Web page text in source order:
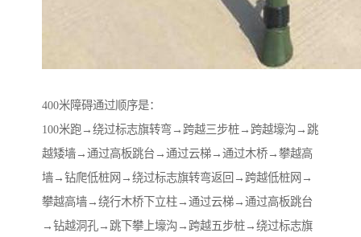
400米障碍通过顺序是：
100米跑→绕过标志旗转弯→跨越三步桩→跨越壕沟→跳
越矮墙→通过高板跳台→通过云梯→通过木桥→攀越高
墙→钻爬低桩网→绕过标志旗转弯返回→跨越低桩网→
攀越高墙→绕行木桥下立柱→通过云梯→通过高板跳台
→钻越洞孔→跳下攀上壕沟→跨越五步桩→绕过标志旗